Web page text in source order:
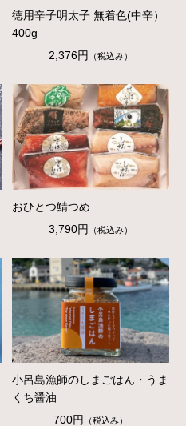
徳用辛子明太子 無着色(中辛）
400g
2,376円
（税込み）
おひとつ鯖つめ
3,790円
（税込み）
小呂島漁師のしまごはん・うま
くち醤油
700円
（税込み）